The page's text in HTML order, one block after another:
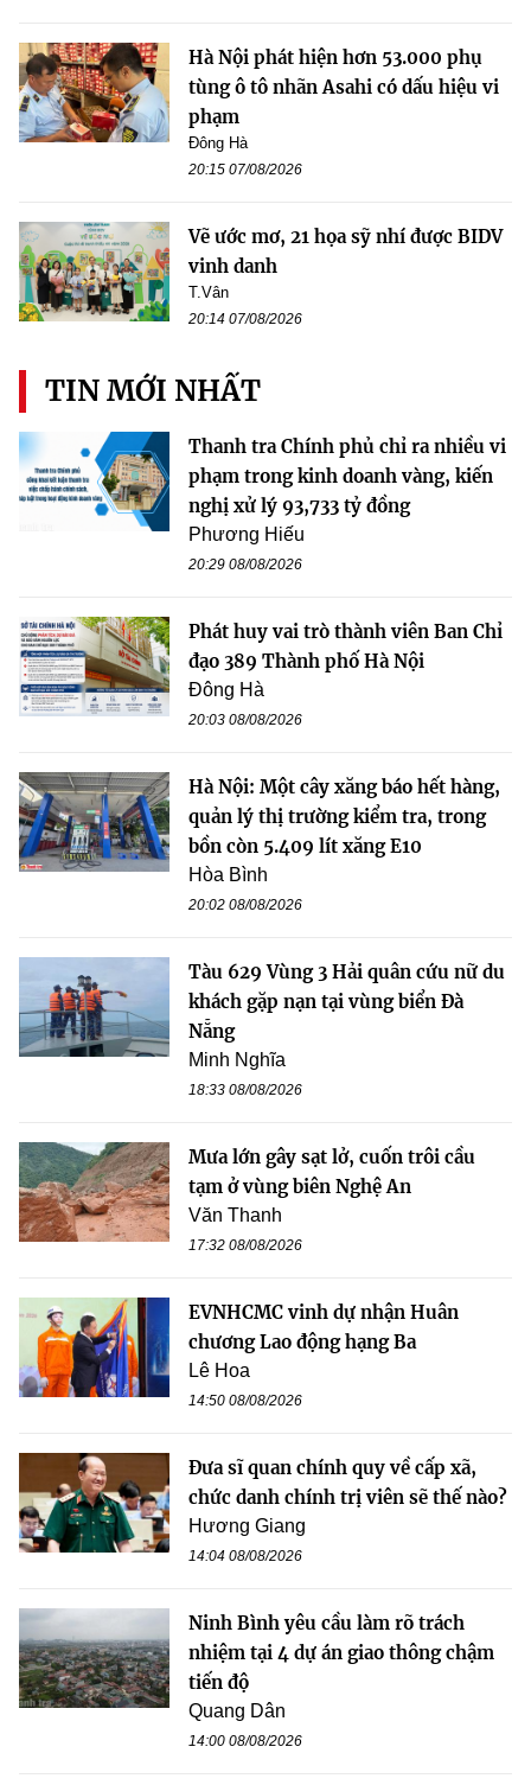
Hà Nội phát hiện hơn 53.000 phụ
tùng ô tô nhãn Asahi có dấu hiệu vi
phạm
Đông Hà
20:15 07/08/2026
Vẽ ước mơ, 21 họa sỹ nhí được BIDV
vinh danh
T.Vân
20:14 07/08/2026
TIN MỚI NHẤT
Thanh tra Chính phủ chỉ ra nhiều vi
phạm trong kinh doanh vàng, kiến
nghị xử lý 93,733 tỷ đồng
Phương Hiếu
20:29 08/08/2026
Phát huy vai trò thành viên Ban Chỉ
đạo 389 Thành phố Hà Nội
Đông Hà
20:03 08/08/2026
Hà Nội: Một cây xăng báo hết hàng,
quản lý thị trường kiểm tra, trong
bồn còn 5.409 lít xăng E10
Hòa Bình
20:02 08/08/2026
Tàu 629 Vùng 3 Hải quân cứu nữ du
khách gặp nạn tại vùng biển Đà
Nẵng
Minh Nghĩa
18:33 08/08/2026
Mưa lớn gây sạt lở, cuốn trôi cầu
tạm ở vùng biên Nghệ An
Văn Thanh
17:32 08/08/2026
EVNHCMC vinh dự nhận Huân
chương Lao động hạng Ba
Lê Hoa
14:50 08/08/2026
Đưa sĩ quan chính quy về cấp xã,
chức danh chính trị viên sẽ thế nào?
Hương Giang
14:04 08/08/2026
Ninh Bình yêu cầu làm rõ trách
nhiệm tại 4 dự án giao thông chậm
tiến độ
Quang Dân
14:00 08/08/2026